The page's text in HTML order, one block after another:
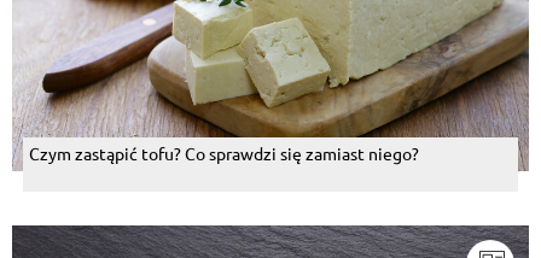
Czym zastąpić tofu? Co sprawdzi się zamiast niego?